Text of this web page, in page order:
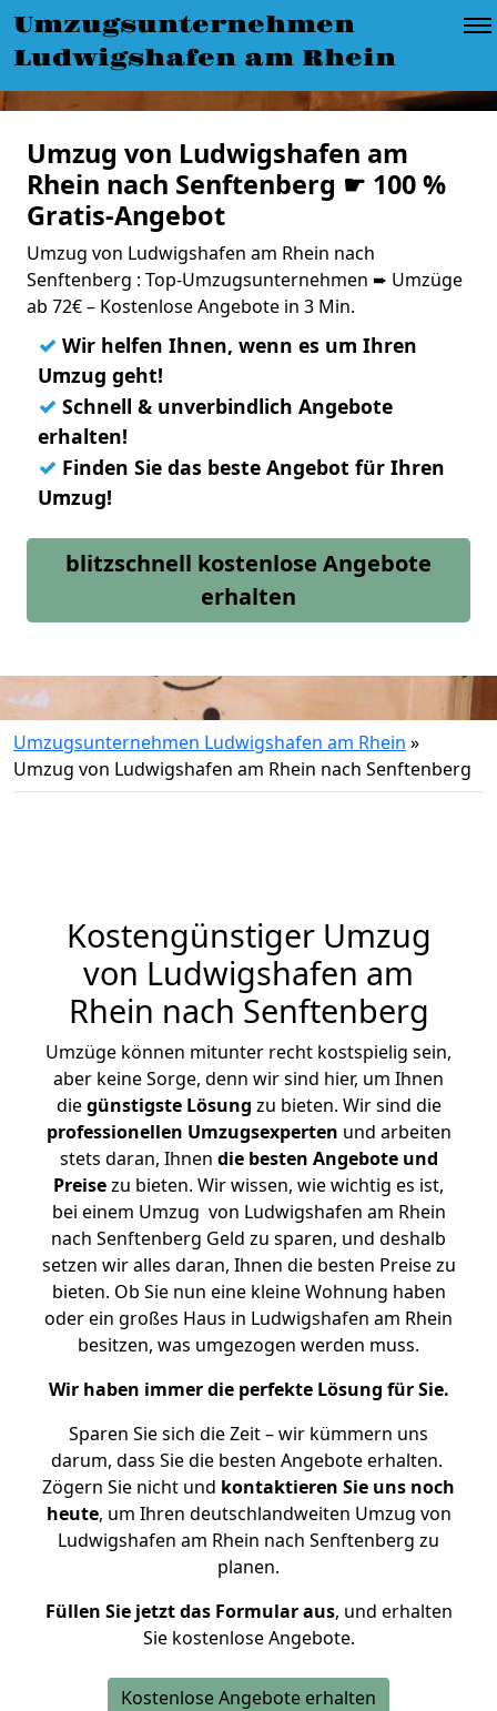
Umzugsunternehmen
Ludwigshafen am Rhein
Umzug von Ludwigshafen am
Rhein nach Senftenberg ☛ 100 %
Gratis-Angebot
Umzug von Ludwigshafen am Rhein nach
Senftenberg : Top-Umzugsunternehmen ➨ Umzüge
ab 72€ – Kostenlose Angebote in 3 Min.
✓ Wir helfen Ihnen, wenn es um Ihren
Umzug geht!
✓ Schnell & unverbindlich Angebote
erhalten!
✓ Finden Sie das beste Angebot für Ihren
Umzug!
blitzschnell kostenlose Angebote
erhalten
Umzugsunternehmen Ludwigshafen am Rhein »
Umzug von Ludwigshafen am Rhein nach Senftenberg
Kostengünstiger Umzug
von Ludwigshafen am
Rhein nach Senftenberg
Umzüge können mitunter recht kostspielig sein,
aber keine Sorge, denn wir sind hier, um Ihnen
diegünstigste Lösung zu bieten. Wir sind die
professionellen Umzugsexperten und arbeiten
stets daran, Ihnen die besten Angebote und
Preisezu bieten. Wir wissen, wie wichtig es ist,
bei einem Umzug von Ludwigshafen am Rhein
nach Senftenberg Geld zu sparen, und deshalb
setzen wir alles daran, Ihnen die besten Preise zu
bieten. Ob Sie nun eine kleine Wohnung haben
oder ein großes Haus in Ludwigshafen am Rhein
besitzen, was umgezogen werden muss.
Wir haben immer die perfekte Lösung für Sie.
Sparen Sie sich die Zeit – wir kümmern uns
darum, dass Sie die besten Angebote erhalten.
Zögern Sie nicht und kontaktieren Sie uns noch
heute, um Ihren deutschlandweiten Umzug von
Ludwigshafen am Rhein nach Senftenberg zu
planen.
Füllen Sie jetzt das Formular aus, und erhalten
Sie kostenlose Angebote.
Kostenlose Angebote erhalten